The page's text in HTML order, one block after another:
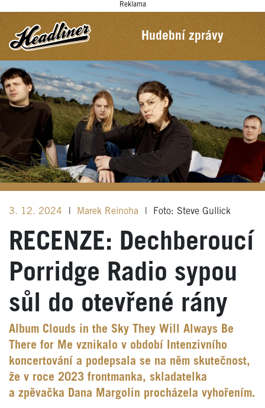
Reklama
Hudební zprávy
3. 12. 2024 Marek Reinoha Foto: Steve Gullick
RECENZE: Dechberoucí
Porridge Radio sypou
sůl do otevřené rány
Album Clouds in the Sky They Will Always Be
There for Me vznikalo v období Intenzivního
koncertování a podepsala se na něm skutečnost,
že v roce 2023 frontmanka, skladatelka
a zpěvačka Dana Margolin procházela vyhořením.